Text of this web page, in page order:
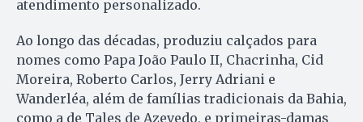
atendimento personalizado.
Ao longo das décadas, produziu calçados para
nomes como Papa João Paulo II, Chacrinha, Cid
Moreira, Roberto Carlos, Jerry Adriani e
Wanderléa, além de famílias tradicionais da Bahia,
como a de Tales de Azevedo, e primeiras-damas